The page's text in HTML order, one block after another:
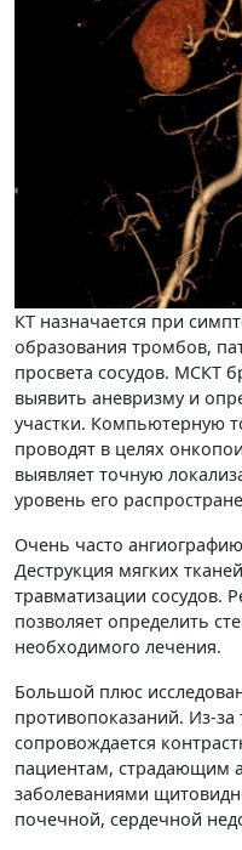
КТ назначается при
образования тромбов,
просвета сосудов. МСКТ
выявить аневризму и
участки. Компьютерную
проводят в целях
выявляет точную
уровень его
Очень часто
Деструкция мягких
травматизации сосудов.
позволяет определить
необходимого лечения.
Большой плюс
противопоказаний. Из-за
сопровождается
пациентам, страдающим
заболеваниями
почечной, сердечной